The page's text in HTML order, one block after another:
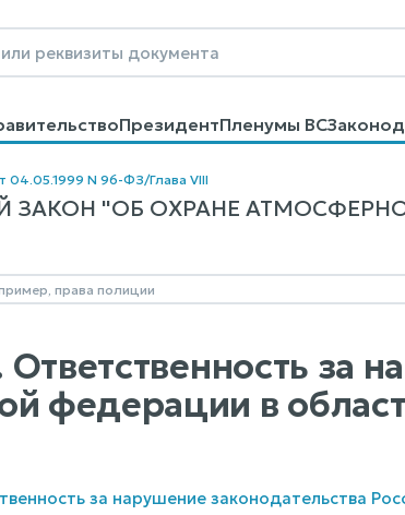
ПрезидентПленумы ВС
КонтактыПомощьПоиск
04.05.1999 N 96-ФЗ/Глава VIII
ЗАКОН "ОБ ОХРАНЕ
Ответственность за
федерации в
за нарушение законодательства